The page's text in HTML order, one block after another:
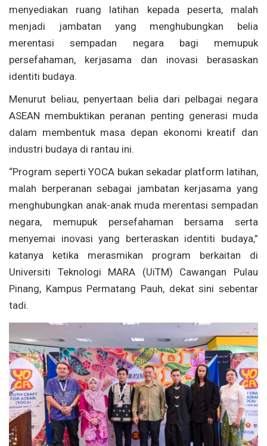
menyediakan ruang latihan kepada peserta, malah
menjadi jambatan yang menghubungkan belia
merentasi sempadan negara bagi memupuk
persefahaman, kerjasama dan inovasi berasaskan
identiti budaya.
Menurut beliau, penyertaan belia dari pelbagai negara
ASEAN membuktikan peranan penting generasi muda
dalam membentuk masa depan ekonomi kreatif dan
industri budaya di rantau ini.
“Program seperti YOCA bukan sekadar platform latihan,
malah berperanan sebagai jambatan kerjasama yang
menghubungkan anak-anak muda merentasi sempadan
negara, memupuk persefahaman bersama serta
menyemai inovasi yang berteraskan identiti budaya,”
katanya ketika merasmikan program berkaitan di
Universiti Teknologi MARA (UiTM) Cawangan Pulau
Pinang, Kampus Permatang Pauh, dekat sini sebentar
tadi.